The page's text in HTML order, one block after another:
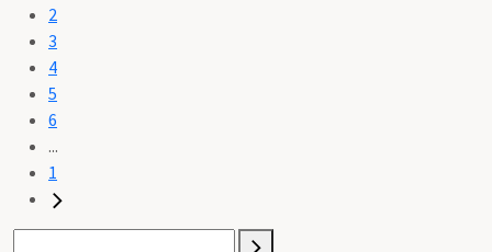
2
3
4
5
6
...
1